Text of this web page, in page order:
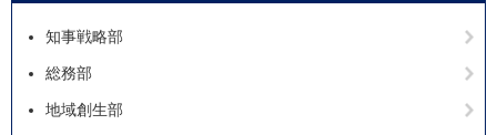
知事戦略部
総務部
地域創生部